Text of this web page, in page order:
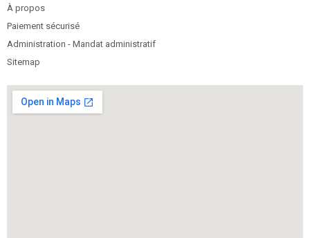
À propos
Paiement sécurisé
Administration - Mandat administratif
Sitemap